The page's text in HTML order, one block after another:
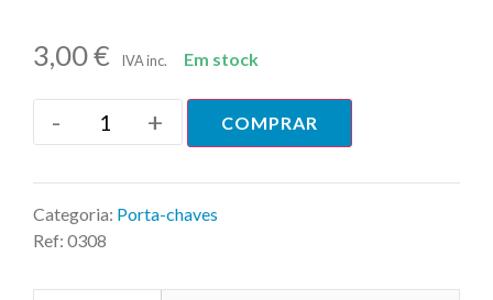
3,00€ IVA inc. Em stock
- + COMPRAR
Categoria: Porta-chaves
Ref: 0308